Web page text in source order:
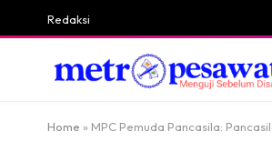
Redaksi
Home » MPC Pemuda Pancasila: